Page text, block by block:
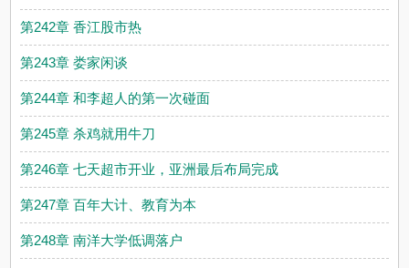
第242章 香江股市热
第243章 娄家闲谈
第244章 和李超人的第一次碰面
第245章 杀鸡就用牛刀
第246章 七天超市开业，亚洲最后布局完成
第247章 百年大计、教育为本
第248章 南洋大学低调落户